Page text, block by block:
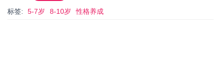
标签: 5-7岁 8-10岁 性格养成